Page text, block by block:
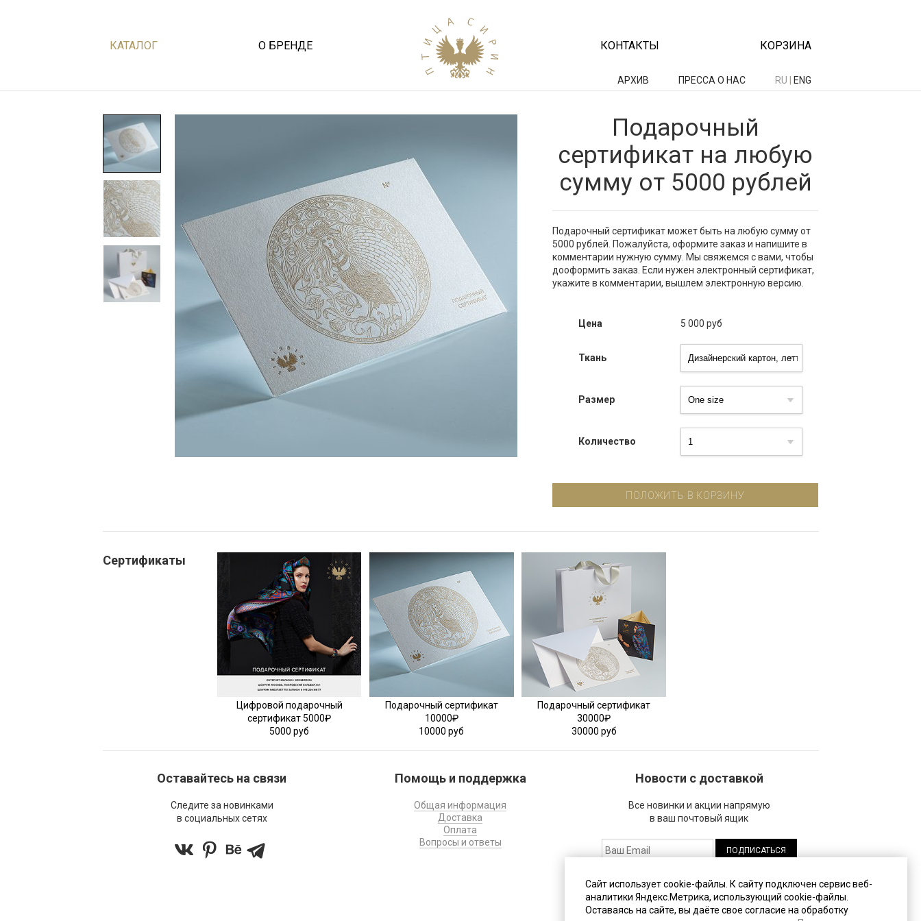
АРХИВ ПРЕССА О НАС RU ENG
КАТАЛОГ О БРЕНДЕ КОНТАКТЫ КОРЗИНА
Подарочный
сертификат на любую
сумму от 5000 рублей
Подарочный сертификат может быть на любую сумму от
5000 рублей. Пожалуйста, оформите заказ и напишите в
комментарии нужную сумму. Мы свяжемся с вами, чтобы
дооформить заказ. Если нужен электронный сертификат,
укажите в комментарии, вышлем электронную версию.
Цена 5 000 руб
Ткань
Размер
Количество
Сертификаты
Цифровой подарочный
сертификат 5000₽
5000 руб
Подарочный сертификат
10000₽
10000 руб
Подарочный сертификат
30000₽
30000 руб
Оставайтесь на связи
Следите за новинками
в социальных сетях
Помощь и поддержка
Общая информация
Доставка
Оплата
Вопросы и ответы
Новости с доставкой
Все новинки и акции напрямую
в ваш почтовый ящик
Нажимая на кнопку "Подписаться", вы даете
согласие на обработку своих персональных
данных.
Сайт использует cookie-файлы. К cайту подключен сервис веб-
аналитики Яндекс.Метрика, использующий cookie-файлы.
Оставаясь на сайте, вы даёте свое согласие на обработку